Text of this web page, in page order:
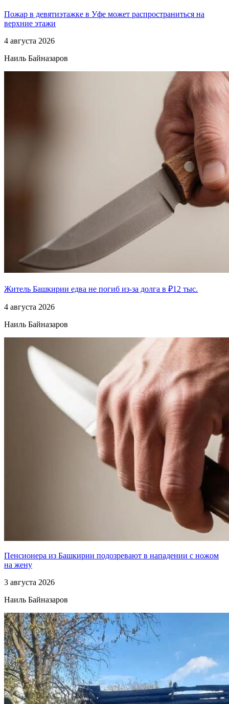
Пожар в девятиэтажке в Уфе может распространиться на
верхние этажи
4 августа 2026
Наиль Байназаров
Житель Башкирии едва не погиб из-за долга в ₽12 тыс.
4 августа 2026
Наиль Байназаров
Пенсионера из Башкирии подозревают в нападении с ножом
на жену
3 августа 2026
Наиль Байназаров